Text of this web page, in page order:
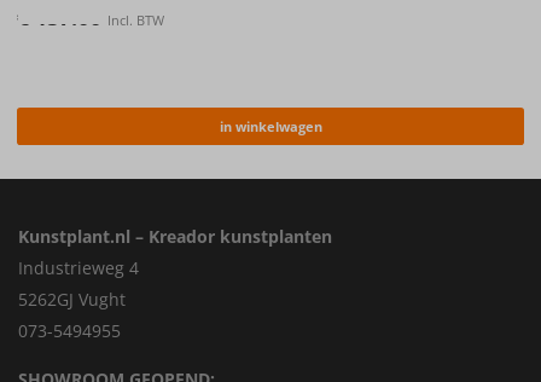
€ Incl. BTW
in winkelwagen
Kunstplant.nl – Kreador kunstplanten
Industrieweg 4
5262GJ Vught
073-5494955